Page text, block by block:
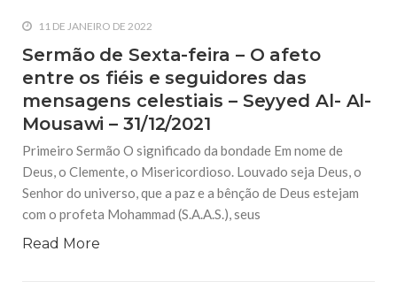
11 DE JANEIRO DE 2022
Sermão de Sexta-feira – O afeto
entre os fiéis e seguidores das
mensagens celestiais – Seyyed Al- Al-
Mousawi – 31/12/2021
Primeiro Sermão O significado da bondade Em nome de
Deus, o Clemente, o Misericordioso. Louvado seja Deus, o
Senhor do universo, que a paz e a bênção de Deus estejam
com o profeta Mohammad (S.A.A.S.), seus
Read More